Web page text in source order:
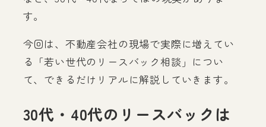
す。
今回は、不動産会社の現場で実際に増えてい
る「若い世代のリースバック相談」につい
て、できるだけリアルに解説していきます。
30代・40代のリースバックは